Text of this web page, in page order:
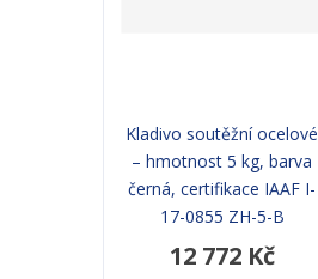
Kladivo soutěžní ocelové
– hmotnost 5 kg, barva
černá, certifikace IAAF I-
17-0855 ZH-5-B
12 772 Kč